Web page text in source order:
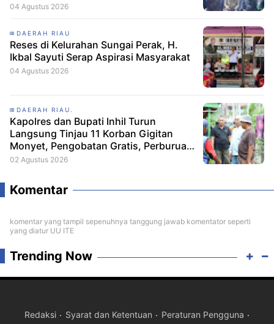
04 Agustus 2026
DAERAH RIAU
Reses di Kelurahan Sungai Perak, H.
Ikbal Sayuti Serap Aspirasi Masyarakat
04 Agustus 2026
DAERAH RIAU.
Kapolres dan Bupati Inhil Turun
Langsung Tinjau 11 Korban Gigitan
Monyet, Pengobatan Gratis, Perburuan
Terus Berlanjut
02 Agustus 2026
Komentar
komentar yang tampil sepenuhnya tanggung jawab komentator seperti
yang diatur UU ITE
Trending Now
Redaksi Syarat dan Ketentuan
Peraturan Pengguna